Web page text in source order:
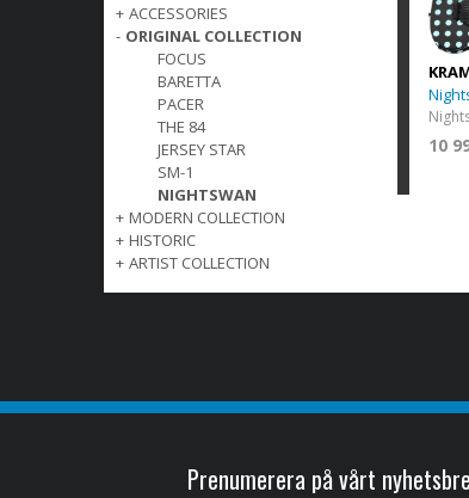
+ ACCESSORIES
- ORIGINAL COLLECTION
FOCUS
BARETTA
PACER
THE 84
JERSEY STAR
SM-1
NIGHTSWAN
+ MODERN COLLECTION
+ HISTORIC
+ ARTIST COLLECTION
10
Prenumerera på vårt